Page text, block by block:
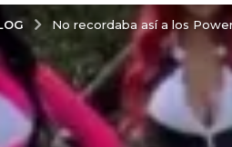
No recordaba así a los